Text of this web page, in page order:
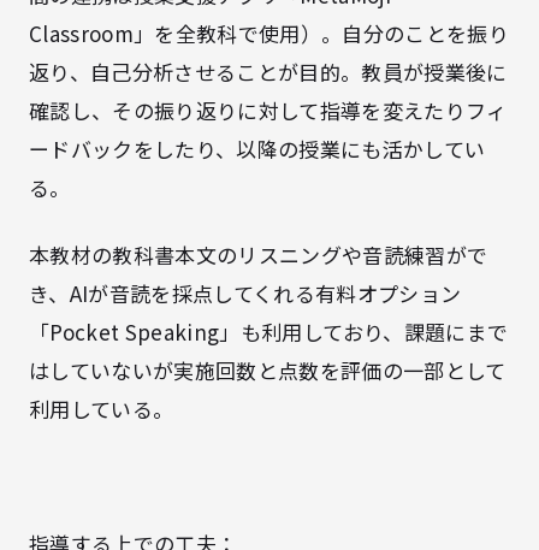
Classroom」を全教科で使用）。自分のことを振り
返り、自己分析させることが目的。教員が授業後に
確認し、その振り返りに対して指導を変えたりフィ
ードバックをしたり、以降の授業にも活かしてい
る。
本教材の教科書本文のリスニングや音読練習がで
き、 AIが音読を採点してくれる有料オプション
「Pocket Speaking」も利用しており、課題にまで
はしていないが実施回数と点数を評価の一部として
利用している。
指導する上での工夫：